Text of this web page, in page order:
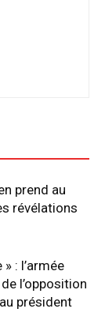
prend au
révélations
: l’armée
l’opposition
président